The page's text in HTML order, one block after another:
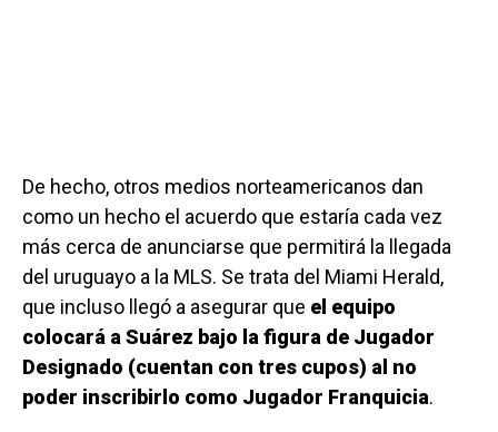
De hecho, otros medios norteamericanos dan
como un hecho el acuerdo que estaría cada vez
más cerca de anunciarse que permitirá la llegada
del uruguayo a la MLS. Se trata del Miami Herald,
que incluso llegó a asegurar que el equipo
colocará a Suárez bajo la figura de Jugador
Designado (cuentan con tres cupos) al no
poder inscribirlo como Jugador Franquicia.